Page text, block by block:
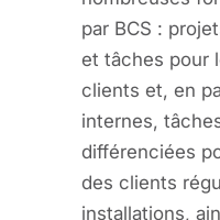
par BCS :
et tâches pour
clients et, en
internes,
différenciées
des clients
installations,